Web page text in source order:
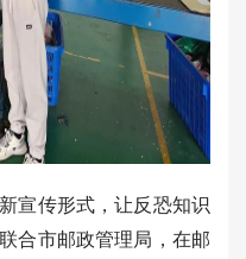
传形式，让反恐知识
合市邮政管理局，在邮